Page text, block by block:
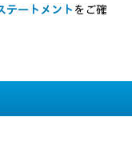
テートメント をご確